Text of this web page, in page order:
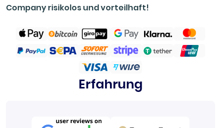
Company risikolos und vorteilhaft!
Erfahrung